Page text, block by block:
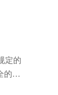
定的
的。